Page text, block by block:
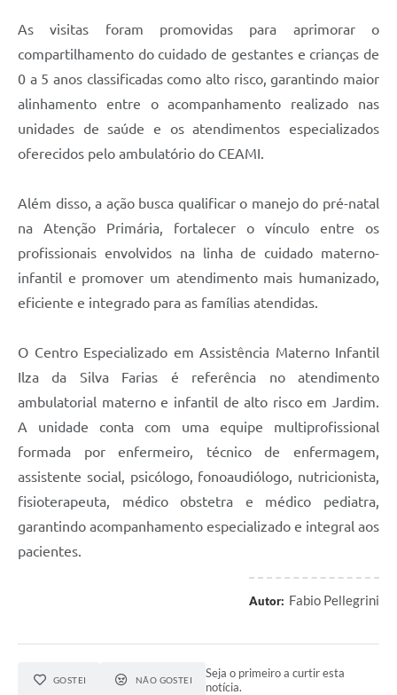
As visitas foram promovidas para aprimorar o
compartilhamento do cuidado de gestantes e crianças de
0 a 5 anos classificadas como alto risco, garantindo maior
alinhamento entre o acompanhamento realizado nas
unidades de saúde e os atendimentos especializados
oferecidos pelo ambulatório do CEAMI.
Além disso, a ação busca qualificar o manejo do pré-natal
na Atenção Primária, fortalecer o vínculo entre os
profissionais envolvidos na linha de cuidado materno-
infantil e promover um atendimento mais humanizado,
eficiente e integrado para as famílias atendidas.
O Centro Especializado em Assistência Materno Infantil
Ilza da Silva Farias é referência no atendimento
ambulatorial materno e infantil de alto risco em Jardim.
A unidade conta com uma equipe multiprofissional
formada por enfermeiro, técnico de enfermagem,
assistente social, psicólogo, fonoaudiólogo, nutricionista,
fisioterapeuta, médico obstetra e médico pediatra,
garantindo acompanhamento especializado e integral aos
pacientes.
Autor: Fabio Pellegrini
GOSTEI NÃO GOSTEI
Seja o primeiro a curtir esta
notícia.